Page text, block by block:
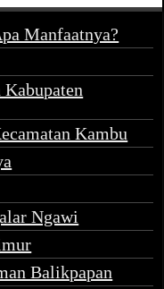
Manfaatnya?
Kabupaten
Kambu
Ngawi
Balikpapan